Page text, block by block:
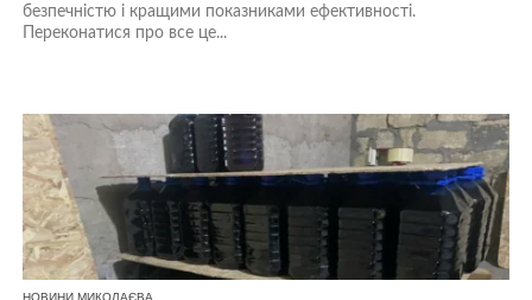
безпечністю і кращими показниками ефективності.
Переконатися про все це...
НОВИНИ МИКОЛАЄВА